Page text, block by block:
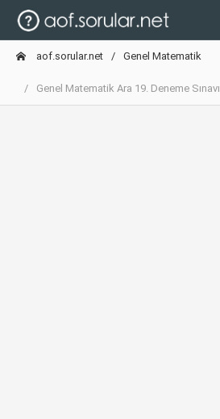
aof.sorular.net Genel Matematik
Genel Matematik Ara 19. Deneme Sınavı